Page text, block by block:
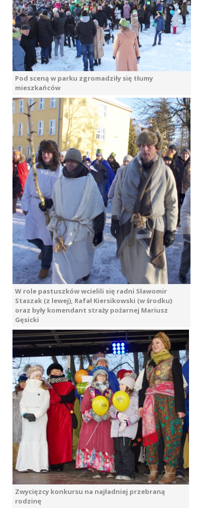
Pod sceną w parku zgromadziły się tłumy
mieszkańców
W role pastuszków wcielili się radni Sławomir
Staszak (z lewej), Rafał Kiersikowski (w środku)
oraz były komendant straży pożarnej Mariusz
Gęsicki
Zwycięzcy konkursu na najładniej przebraną
rodzinę